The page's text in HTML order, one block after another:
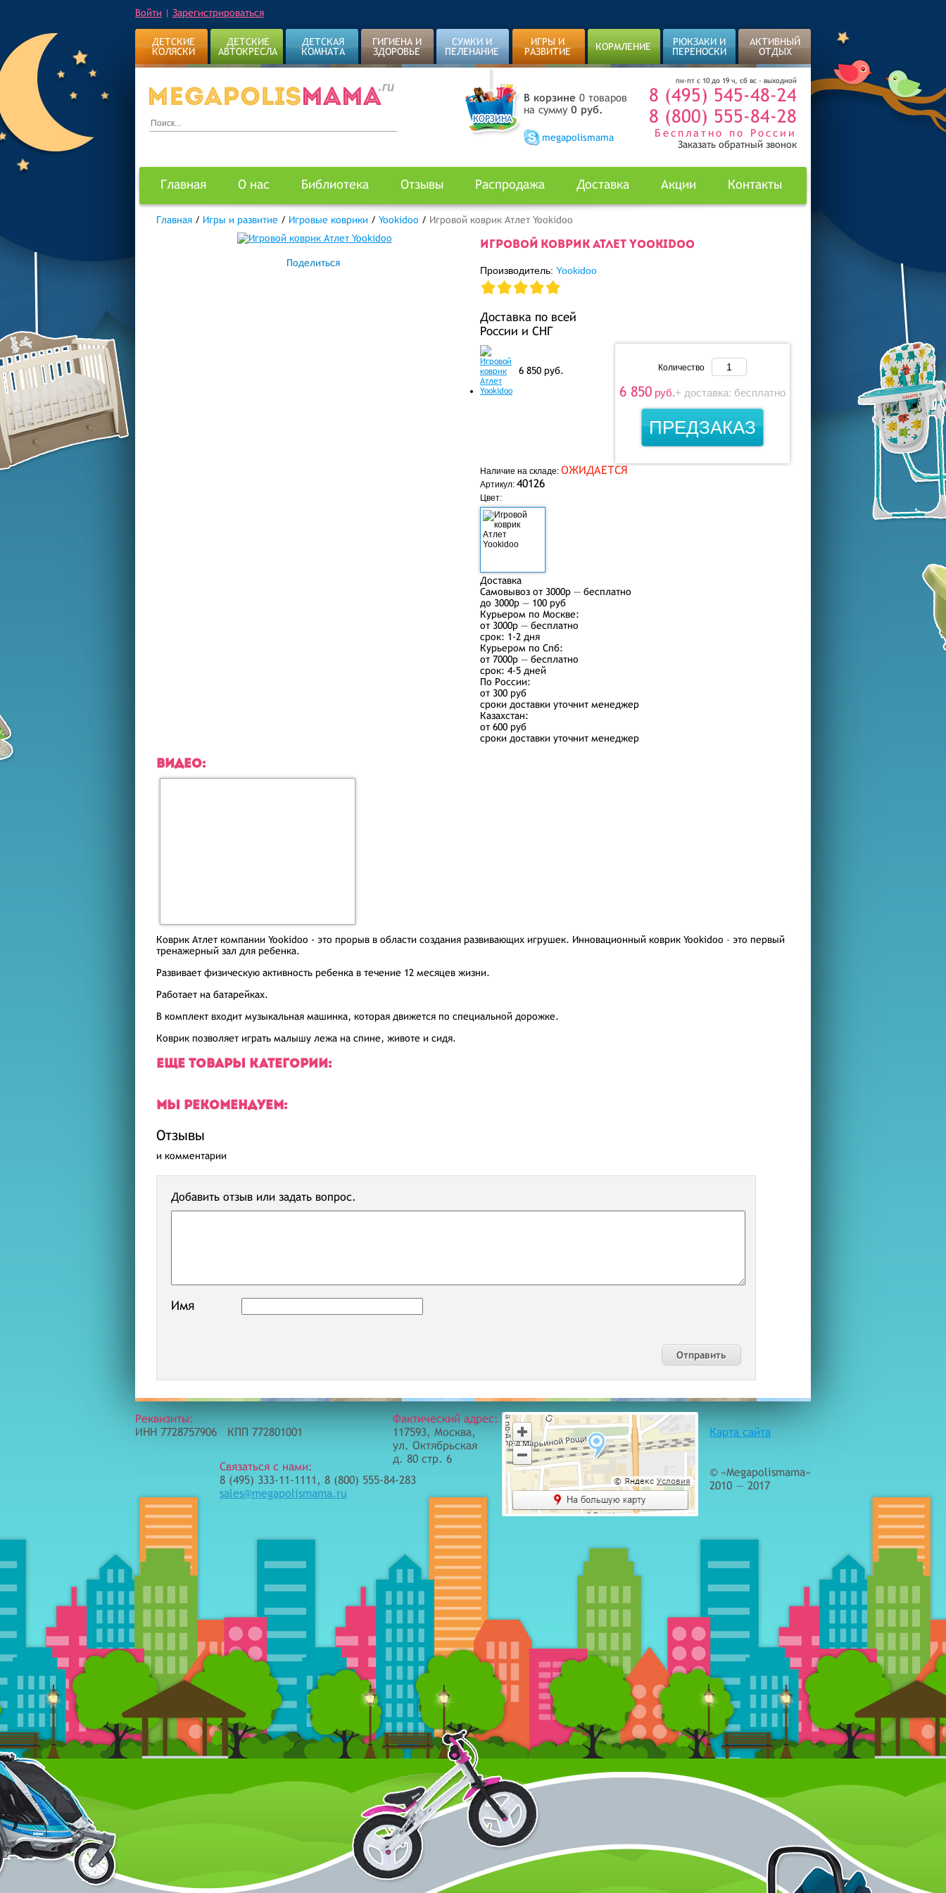
Войти | Зарегистрироваться
ДЕТСКИЕ
КОЛЯСКИ
ДЕТСКИЕ
АВТОКРЕСЛА
ДЕТСКАЯ
КОМНАТА
ГИГИЕНА И
ЗДОРОВЬЕ
СУМКИ И
ПЕЛЕНАНИЕ
ИГРЫ И
РАЗВИТИЕ
КОРМЛЕНИЕ
РЮКЗАКИ И
ПЕРЕНОСКИ
АКТИВНЫЙ
ОТДЫХ
В корзине 0 товаров
на сумму 0 руб.
megapolismama
пн-пт с 10 до 19 ч, сб вс - выходной
8 (495) 545-48-24
8 (800) 555-84-28
Бесплатно по России
Заказать обратный звонок
Главная О нас Библиотека Отзывы Распродажа Доставка Акции Контакты
Главная / Игры и развитие / Игровые коврики / Yookidoo / Игровой коврик Атлет Yookidoo
Поделиться
ИГРОВОЙ КОВРИК АТЛЕТ YOOKIDOO
Производитель: Yookidoo
Доставка по всей
России и СНГ
6 850 руб. Количество
6 850 руб.+ доставка: бесплатно
Наличие на складе: ОЖИДАЕТСЯ
Артикул: 40126
Цвет:
Доставка
Самовывоз от 3000р — бесплатно
до 3000р — 100 руб
Курьером по Москве:
от 3000р — бесплатно
срок: 1-2 дня
Курьером по Спб:
от 7000р — бесплатно
срок: 4-5 дней
По России:
от 300 руб
сроки доставки уточнит менеджер
Казахстан:
от 600 руб
сроки доставки уточнит менеджер
ВИДЕО:
Коврик Атлет компании Yookidoo - это прорыв в области создания развивающих игрушек. Инновационный коврик Yookidoo – это первый
тренажерный зал для ребенка.
Развивает физическую активность ребенка в течение 12 месяцев жизни.
Работает на батарейках.
В комплект входит музыкальная машинка, которая движется по специальной дорожке.
Коврик позволяет играть малышу лежа на спине, животе и сидя.
ЕЩЕ ТОВАРЫ КАТЕГОРИИ:
МЫ РЕКОМЕНДУЕМ:
Отзывы
и комментарии
Добавить отзыв или задать вопрос.
Имя
Реквизиты:
ИНН 7728757906 КПП 772801001
Связаться с нами:
8 (495) 333-11-1111, 8 (800) 555-84-283
sales@megapolismama.ru
Фактический адрес:
117593, Москва,
ул. Октябрьская
д. 80 стр. 6
Карта сайта
© «Megapolismama»
2010 — 2017